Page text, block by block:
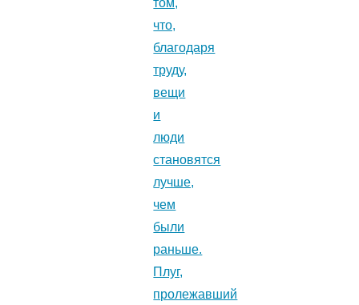
том,
что,
благодаря
труду,
вещи
и
люди
становятся
лучше,
чем
были
раньше.
Плуг,
пролежавший